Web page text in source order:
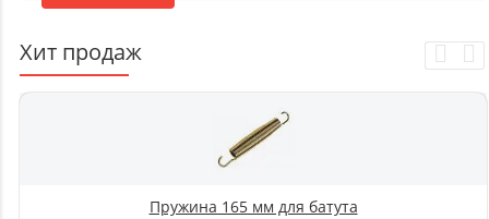
Хит продаж
Пружина 165 мм для батута